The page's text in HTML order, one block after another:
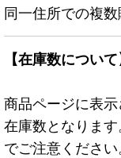
同一住所での複
【在庫数について
商品ページに表
在庫数となりま
でご注意ください